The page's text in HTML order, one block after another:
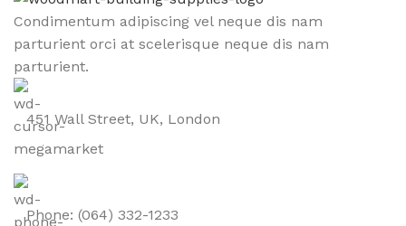
Condimentum adipiscing vel neque dis nam
parturient orci at scelerisque neque dis nam
parturient.
451 Wall Street, UK, London
Phone: (064) 332-1233